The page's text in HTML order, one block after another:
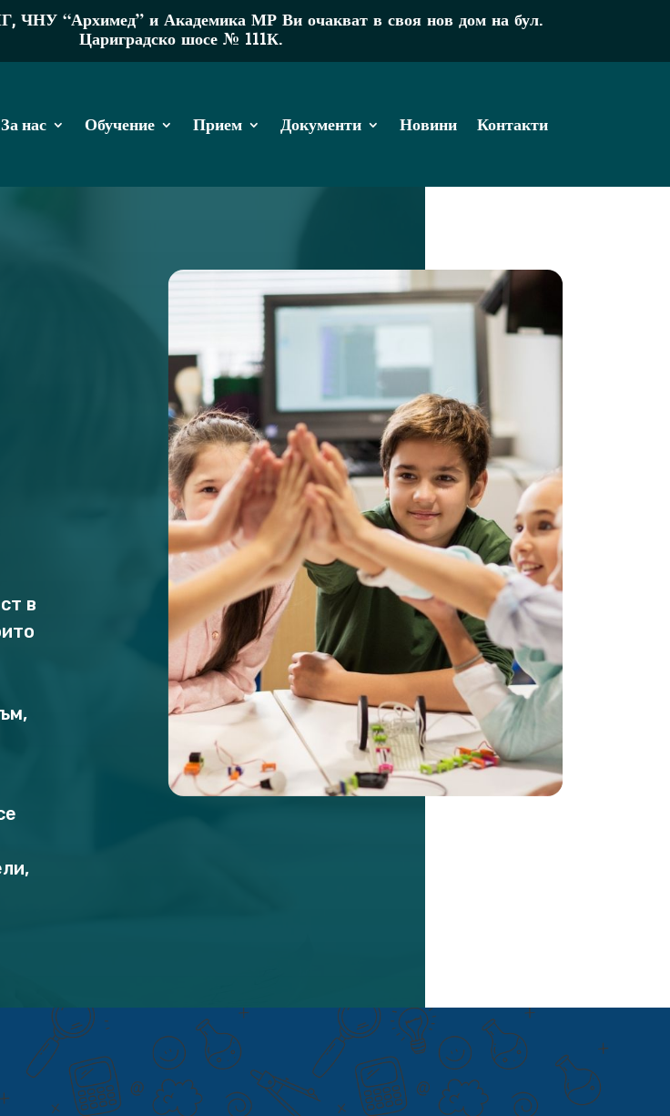
ЧНУ “Архимед” и Академика МР Ви очакват в своя нов дом на бул.
Цариградско шосе № 111К.
За нас Обучение Прием Документи Новини Контакти
в